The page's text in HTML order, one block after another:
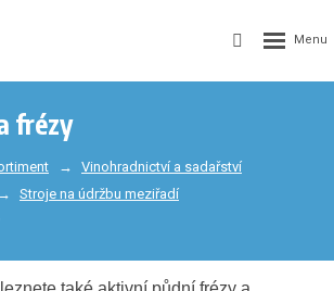
frézy
Vinohradnictví a sadařství
Stroje na údržbu meziřadí